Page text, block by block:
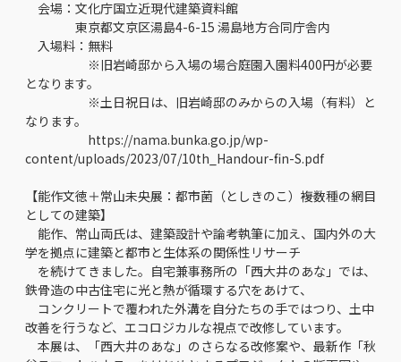
会場：文化庁国立近現代建築資料館
東京都文京区湯島4-6-15 湯島地方合同庁舎内
入場料：無料
※旧岩崎邸から入場の場合庭園入園料400円が必要
となります。
※土日祝日は、旧岩崎邸のみからの入場（有料）と
なります。
https://nama.bunka.go.jp/wp-
content/uploads/2023/07/10th_Handour-fin-S.pdf
【能作文徳＋常山未央展：都市菌（としきのこ）――複数種の網目
としての建築】
能作、常山両氏は、建築設計や論考執筆に加え、国内外の大
学を拠点に建築と都市と生体系の関係性リサーチ
を続けてきました。自宅兼事務所の「西大井のあな」では、
鉄骨造の中古住宅に光と熱が循環する穴をあけて、
コンクリートで覆われた外溝を自分たちの手ではつり、土中
改善を行うなど、エコロジカルな視点で改修しています。
本展は、「西大井のあな」のさらなる改修案や、最新作「秋